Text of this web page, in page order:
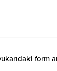
form